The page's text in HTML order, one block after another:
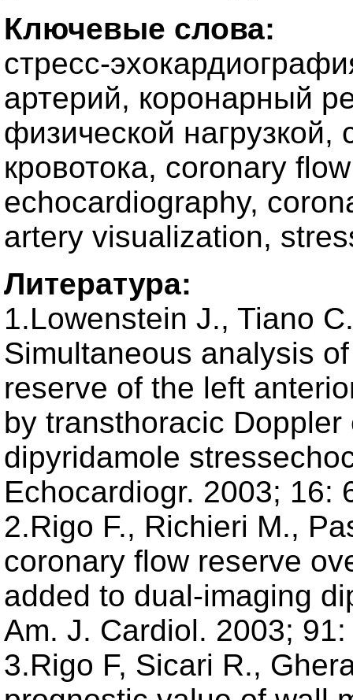
Ключевые слова:
стресс-
артерий, коронарный
физической нагрузкой,
кровотока, coronary
echocardiography,
artery visualization,
Литература:
1.Lowenstein J., Tiano
Simultaneous analysis
reserve of the left
by transthoracic
dipyridamole
Echocardiogr. 2003; 16:
2.Rigo F., Richieri M.,
coronary flow reserve
added to dual-imaging
Am. J. Cardiol. 2003;
3.Rigo F, Sicari R.,